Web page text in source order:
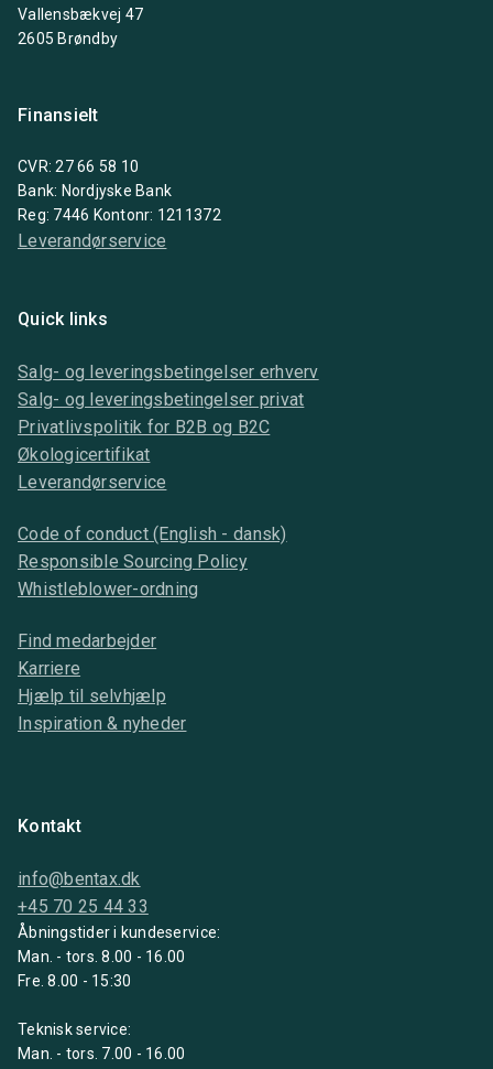
Vallensbækvej 47
2605 Brøndby
Finansielt
CVR: 27 66 58 10
Bank: Nordjyske Bank
Reg: 7446 Kontonr: 1211372
Leverandørservice
Quick links
Salg- og leveringsbetingelser erhverv
Salg- og leveringsbetingelser privat
Privatlivspolitik for B2B og B2C
Økologicertifikat
Leverandørservice
Code of conduct (English - dansk)
Responsible Sourcing Policy
Whistleblower-ordning
Find medarbejder
Karriere
Hjælp til selvhjælp
Inspiration & nyheder
Kontakt
info@bentax.dk
+45 70 25 44 33
Åbningstider i kundeservice:
Man. - tors. 8.00 - 16.00
Fre. 8.00 - 15:30
Teknisk service:
Man. - tors. 7.00 - 16.00